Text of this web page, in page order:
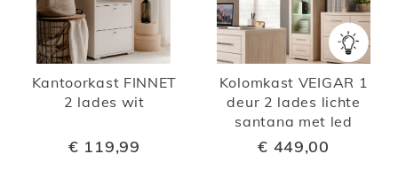
Kantoorkast FINNET
2 lades wit
€ 119,99
Kolomkast VEIGAR 1
deur 2 lades lichte
santana met led
€ 449,00